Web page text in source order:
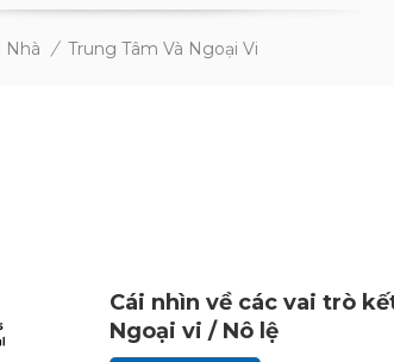
Nhà / Trung Tâm Và Ngoại Vi
Cái nhìn về các vai trò
Ngoại vi / Nô lệ